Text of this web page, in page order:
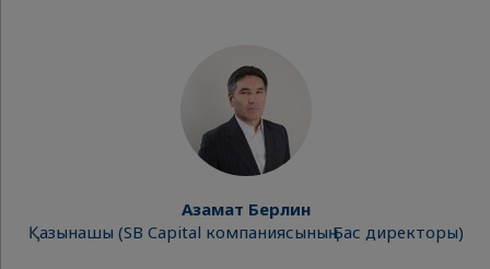
Азамат Берлин
Қазынашы (SB Capital компаниясының Бас директоры)